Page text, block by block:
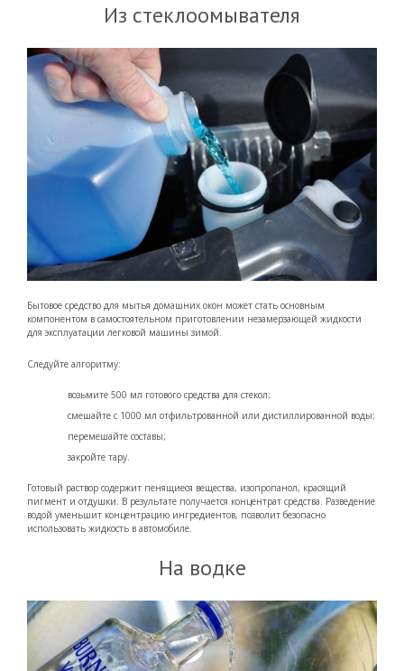
Из стеклоомывателя
Бытовое средство для мытья домашних окон может стать основным
компонентом в самостоятельном приготовлении незамерзающей жидкости
для эксплуатации легковой машины зимой.
Следуйте алгоритму:
возьмите 500 мл готового средства для стекол;
смешайте с 1000 мл отфильтрованной или дистиллированной воды;
перемешайте составы;
закройте тару.
Готовый раствор содержит пенящиеся вещества, изопропанол, красящий
пигмент и отдушки. В результате получается концентрат средства. Разведение
водой уменьшит концентрацию ингредиентов, позволит безопасно
использовать жидкость в автомобиле.
На водке